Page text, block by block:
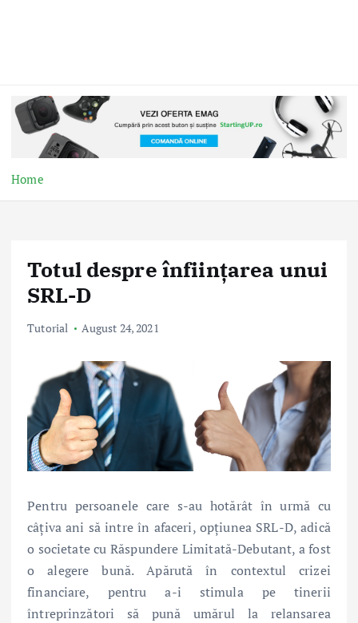
Home
Totul despre înființarea unui
SRL-D
Tutorial August 24, 2021
Pentru persoanele care s-au hotărât în urmă cu
câțiva ani să intre în afaceri, opțiunea SRL-D, adică
o societate cu Răspundere Limitată-Debutant, a fost
o alegere bună. Apărută în contextul crizei
financiare, pentru a-i stimula pe tinerii
întreprinzători să pună umărul la relansarea